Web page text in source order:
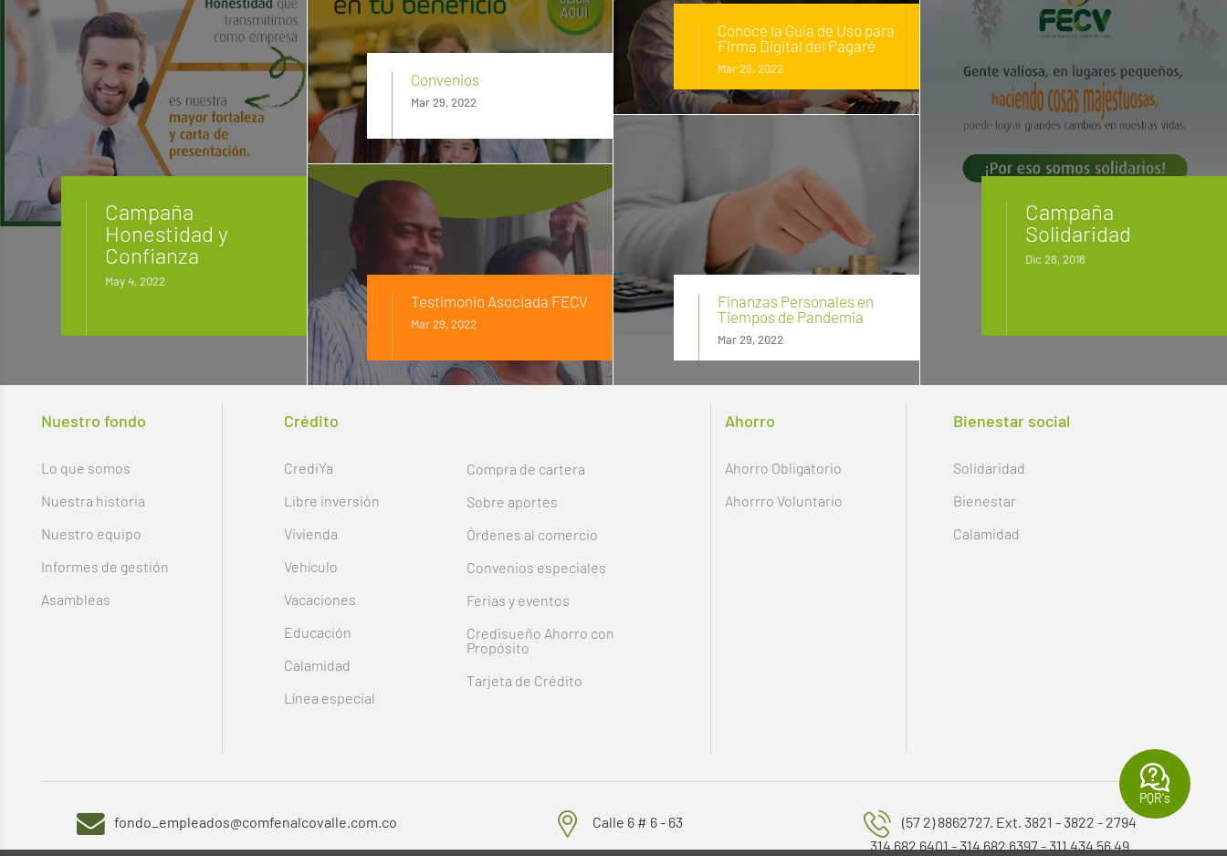
PQR's
Campaña
Honestidad y
Confianza
May 4, 2022
Convenios
Mar 29, 2022
Testimonio Asociada FECV
Mar 29, 2022
Conoce la Guía de Uso para
Firma Digital del Pagaré
Mar 29, 2022
Finanzas Personales en
Tiempos de Pandemia
Mar 29, 2022
Campaña
Solidaridad
Dic 28, 2018
Nuestro fondo
Lo que somos
Nuestra historia
Nuestro equipo
Informes de gestión
Asambleas
Crédito
CrediYa
Libre inversión
Vivienda
Vehículo
Vacaciones
Educación
Calamidad
Línea especial
Compra de cartera
Sobre aportes
Órdenes al comercio
Convenios especiales
Ferias y eventos
Credisueño Ahorro con
Propósito
Tarjeta de Crédito
Ahorro
Ahorro Obligatorio
Ahorrro Voluntario
Bienestar social
Solidaridad
Bienestar
Calamidad
fondo_empleados@comfenalcovalle.com.co Calle 6 # 6 - 63
(57 2) 8862727. Ext. 3821 - 3822 - 2794
314 682 6401 - 314 682 6397 - 311 434 56 49